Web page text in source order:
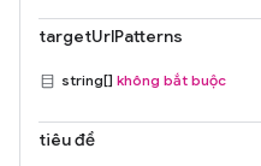
targetUrlPatterns
string[] không bắt buộc
tiêu đề